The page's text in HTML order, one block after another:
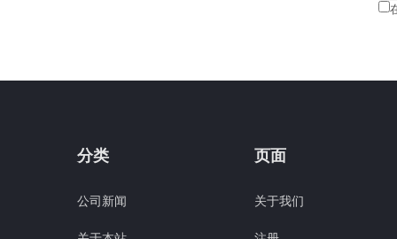
分类
公司新闻
页面
关于我们